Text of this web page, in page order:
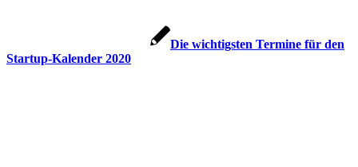
Die wichtigsten Termine für den
Startup-Kalender 2020